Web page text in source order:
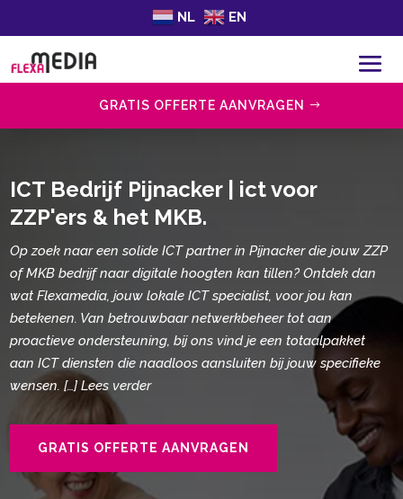
NL EN
GRATIS OFFERTE AANVRAGEN
ICT Bedrijf Pijnacker | ict voor
ZZP'ers & het MKB.
Op zoek naar een solide ICT partner in Pijnacker die jouw ZZP
of MKB bedrijf naar digitale hoogten kan tillen? Ontdek dan
wat Flexamedia, jouw lokale ICT specialist, voor jou kan
betekenen. Van betrouwbaar netwerkbeheer tot aan
proactieve ondersteuning, bij ons vind je een totaalpakket
aan ICT diensten die naadloos aansluiten bij jouw specifieke
wensen. […] Lees verder
GRATIS OFFERTE AANVRAGEN